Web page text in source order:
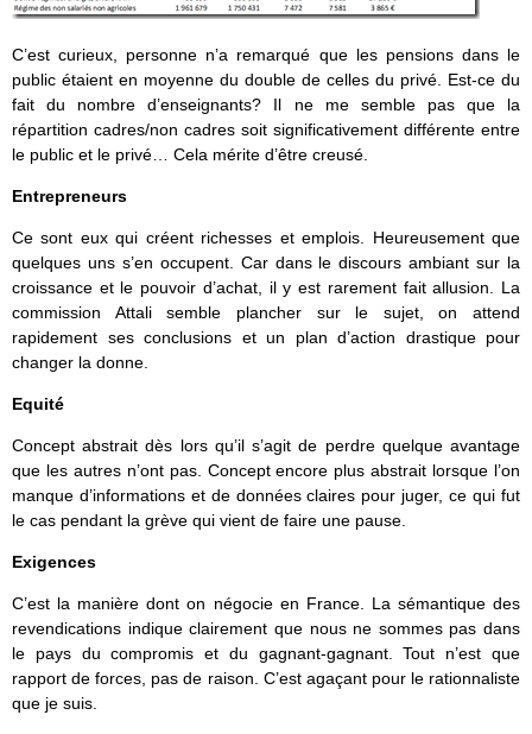
C’est curieux, personne n’a remarqué que les pensions dans le
public étaient en moyenne du double de celles du privé. Est-ce du
fait du nombre d’enseignants? Il ne me semble pas que la
répartition cadres/non cadres soit significativement différente entre
le public et le privé… Cela mérite d’être creusé.
Entrepreneurs
Ce sont eux qui créent richesses et emplois. Heureusement que
quelques uns s’en occupent. Car dans le discours ambiant sur la
croissance et le pouvoir d’achat, il y est rarement fait allusion. La
commission Attali semble plancher sur le sujet, on attend
rapidement ses conclusions et un plan d’action drastique pour
changer la donne.
Equité
Concept abstrait dès lors qu’il s’agit de perdre quelque avantage
que les autres n’ont pas. Concept encore plus abstrait lorsque l’on
manque d’informations et de données claires pour juger, ce qui fut
le cas pendant la grève qui vient de faire une pause.
Exigences
C’est la manière dont on négocie en France. La sémantique des
revendications indique clairement que nous ne sommes pas dans
le pays du compromis et du gagnant-gagnant. Tout n’est que
rapport de forces, pas de raison. C’est agaçant pour le rationnaliste
que je suis.